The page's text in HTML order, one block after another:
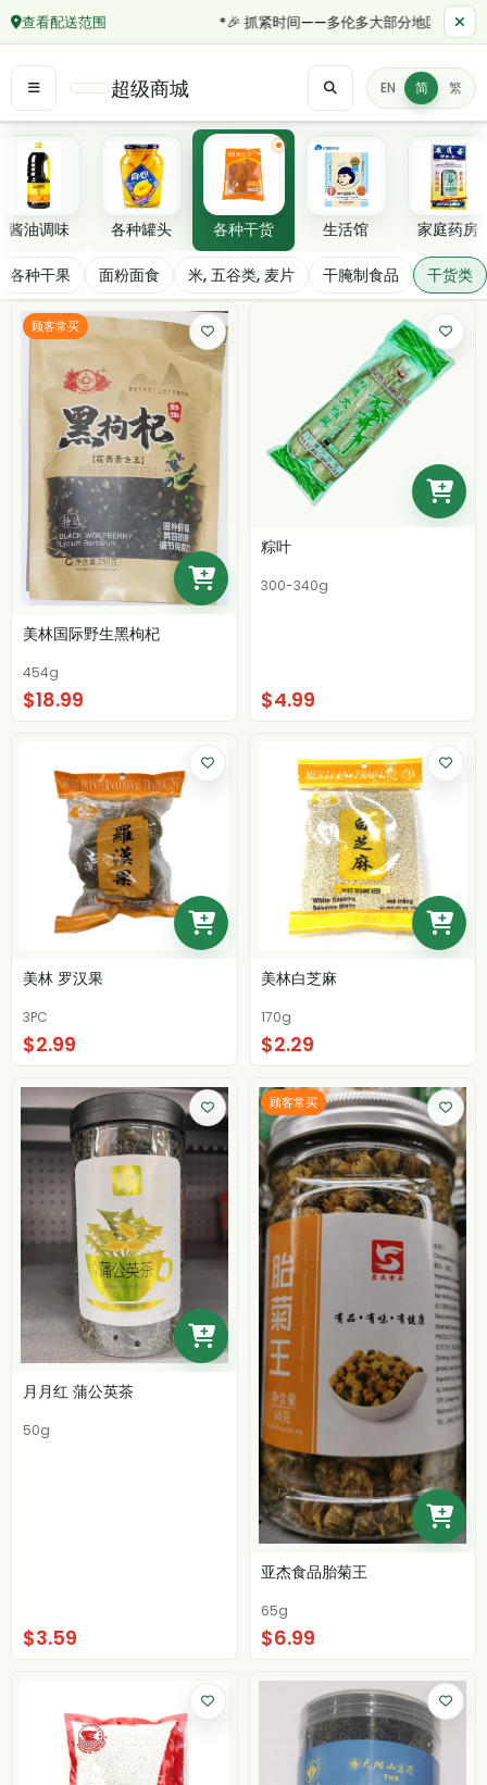
查看配送范围 *🎉 抓紧时间——多伦多大部分地区订单满
超级商城 EN 简 繁
精选分类
酱油调味 各种罐头 各种干货 生活馆 家庭药房
干货类
筛选/排序
各种干果 面粉面食 米, 五谷类, 麦片 干腌制食品 干货类
顾客常买
美林国际野生黑枸杞
454g
$18.99
粽叶
300-340g
$4.99
美林 罗汉果
3PC
$2.99
美林白芝麻
170g
$2.29
月月红 蒲公英茶
50g
$3.59
顾客常买
亚杰食品胎菊王
65g
$6.99